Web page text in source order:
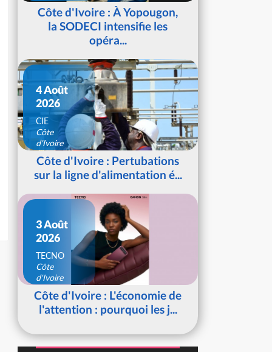
Côte d'Ivoire : À Yopougon,
la SODECI intensifie les
opéra...
4 Août
2026
CIE
Côte
d'Ivoire
Côte d'Ivoire : Pertubations
sur la ligne d'alimentation é...
3 Août
2026
TECNO
Côte
d'Ivoire
Côte d'Ivoire : L'économie de
l'attention : pourquoi les j...